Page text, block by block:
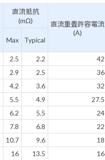
直流抵抗
(mΩ)
直流重畳許容電流
(A)
Max
Typical
2.5 2.2
42
2.9 2.5
36
4.2 3.6
32
5.5 4.9
27.5
6.2 5.5
24
7.8 6.8
22
10.7 9.6
18
16 13.5
16